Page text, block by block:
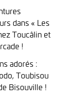
dans « Les
Toucâlin et
!
adorés :
Toubisou
Bisouville !